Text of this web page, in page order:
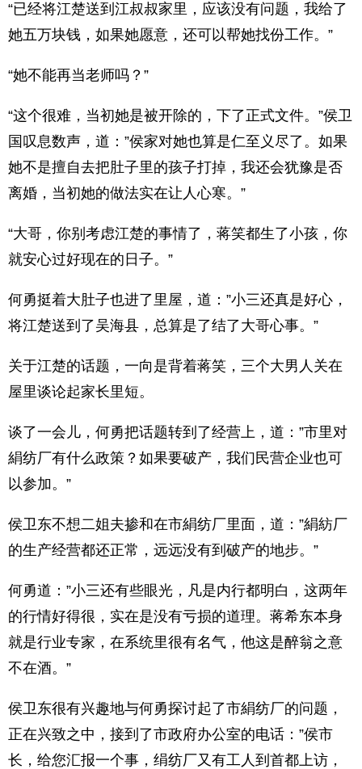
“已经将江楚送到江叔叔家里，应该没有问题，我给了
她五万块钱，如果她愿意，还可以帮她找份工作。”
“她不能再当老师吗？”
“这个很难，当初她是被开除的，下了正式文件。”侯卫
国叹息数声，道：”侯家对她也算是仁至义尽了。如果
她不是擅自去把肚子里的孩子打掉，我还会犹豫是否
离婚，当初她的做法实在让人心寒。”
“大哥，你别考虑江楚的事情了，蒋笑都生了小孩，你
就安心过好现在的日子。”
何勇挺着大肚子也进了里屋，道：”小三还真是好心，
将江楚送到了吴海县，总算是了结了大哥心事。”
关于江楚的话题，一向是背着蒋笑，三个大男人关在
屋里谈论起家长里短。
谈了一会儿，何勇把话题转到了经营上，道：”市里对
絹纺厂有什么政策？如果要破产，我们民营企业也可
以参加。”
侯卫东不想二姐夫掺和在市絹纺厂里面，道：”絹紡厂
的生产经营都还正常，远远没有到破产的地步。”
何勇道：”小三还有些眼光，凡是内行都明白，这两年
的行情好得很，实在是没有亏损的道理。蒋希东本身
就是行业专家，在系统里很有名气，他这是醉翁之意
不在酒。”
侯卫东很有兴趣地与何勇探讨起了市絹纺厂的问题，
正在兴致之中，接到了市政府办公室的电话：”侯市
长，给您汇报一个事，绢纺厂又有工人到首都上访，